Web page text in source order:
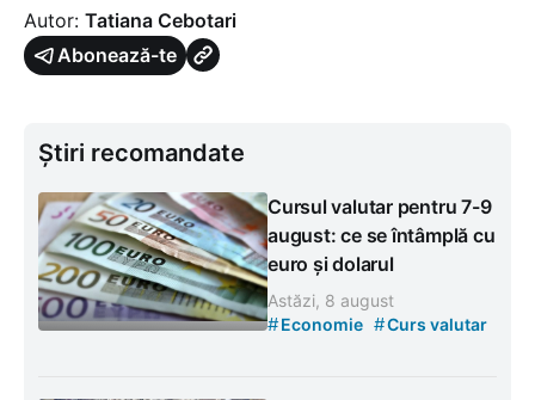
Autor: Tatiana Cebotari
Abonează-te
Știri recomandate
Cursul valutar pentru 7-9
august: ce se întâmplă cu
euro și dolarul
Astăzi, 8 august
#Economie #Curs valutar